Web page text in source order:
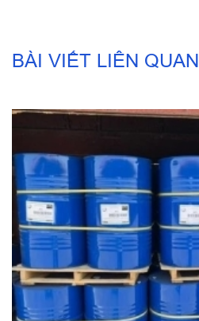
BÀI VIẾT LIÊN QUAN